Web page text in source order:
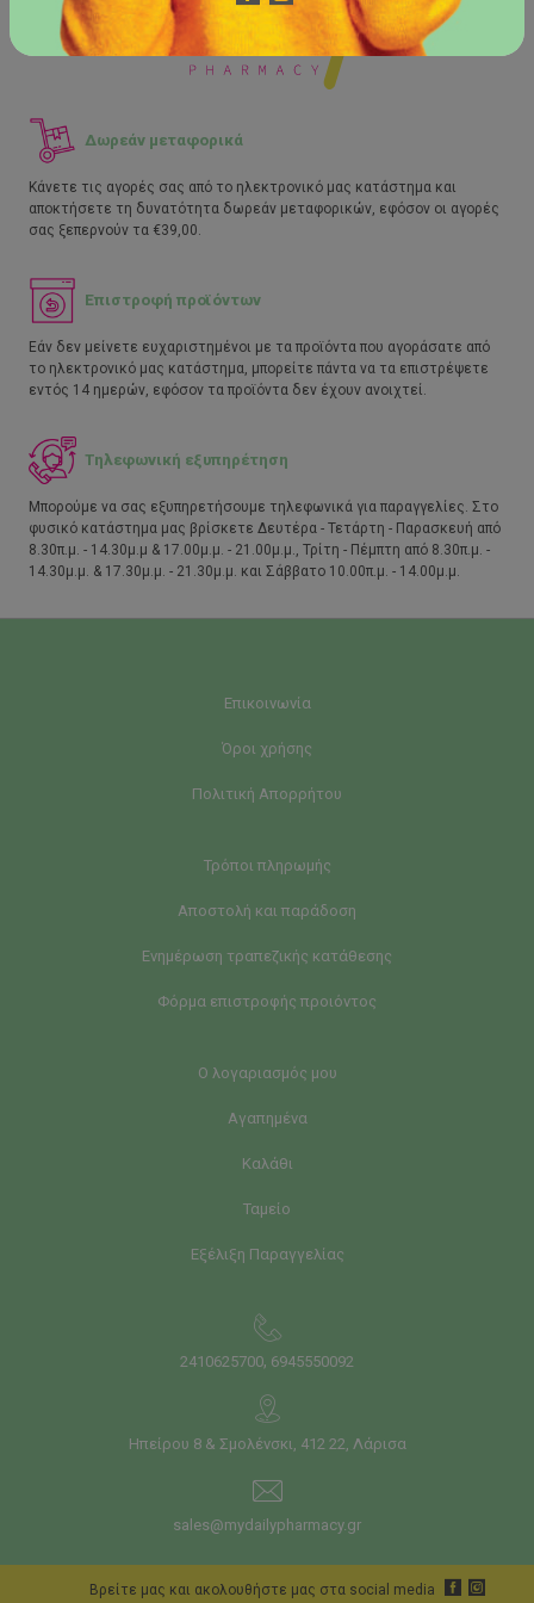
Δωρεάν μεταφορικά
Κάνετε τις αγορές σας από το ηλεκτρονικό μας κατάστημα και
αποκτήσετε τη δυνατότητα δωρεάν μεταφορικών, εφόσον οι αγορές
σας ξεπερνούν τα €39,00.
Επιστροφή προϊόντων
Εάν δεν μείνετε ευχαριστημένοι με τα προϊόντα που αγοράσατε από
το ηλεκτρονικό μας κατάστημα, μπορείτε πάντα να τα επιστρέψετε
εντός 14 ημερών, εφόσον τα προϊόντα δεν έχουν ανοιχτεί.
Τηλεφωνική εξυπηρέτηση
Μπορούμε να σας εξυπηρετήσουμε τηλεφωνικά για παραγγελίες. Στο
φυσικό κατάστημα μας βρίσκετε Δευτέρα - Τετάρτη - Παρασκευή από
8.30π.μ. - 14.30μ.μ & 17.00μ.μ. - 21.00μ.μ., Τρίτη - Πέμπτη από 8.30π.μ. -
14.30μ.μ. & 17.30μ.μ. - 21.30μ.μ. και Σάββατο 10.00π.μ. - 14.00μ.μ.
Επικοινωνία
Όροι χρήσης
Πολιτική Απορρήτου
Τρόποι πληρωμής
Αποστολή και παράδοση
Ενημέρωση τραπεζικής κατάθεσης
Φόρμα επιστροφής προιόντος
Ο λογαριασμός μου
Αγαπημένα
Καλάθι
Ταμείο
Εξέλιξη Παραγγελίας
2410625700, 6945550092
Ηπείρου 8 & Σμολένσκι, 412 22, Λάρισα
sales@mydailypharmacy.gr
Bρείτε μας και ακολουθήστε μας στα social media